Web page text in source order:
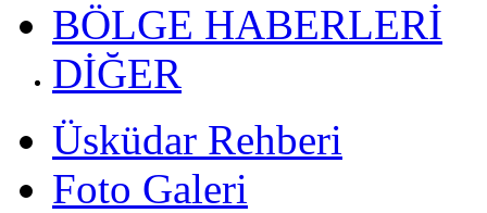
BÖLGE HABERLERİ
DİĞER
Üsküdar Rehberi
Foto Galeri